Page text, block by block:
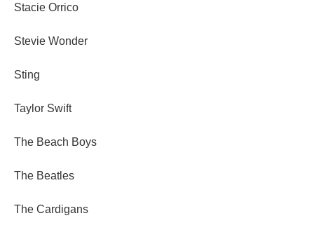
Stacie Orrico
Stevie Wonder
Sting
Taylor Swift
The Beach Boys
The Beatles
The Cardigans